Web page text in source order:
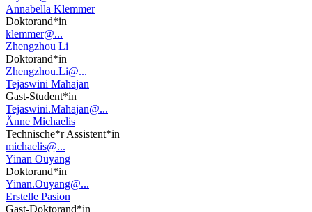
Annabella Klemmer
Doktorand*in
klemmer@...
Zhengzhou Li
Doktorand*in
Zhengzhou.Li@...
Tejaswini Mahajan
Gast-Student*in
Tejaswini.Mahajan@...
Änne Michaelis
Technische*r Assistent*in
michaelis@...
Yinan Ouyang
Doktorand*in
Yinan.Ouyang@...
Erstelle Pasion
Gast-Doktorand*in